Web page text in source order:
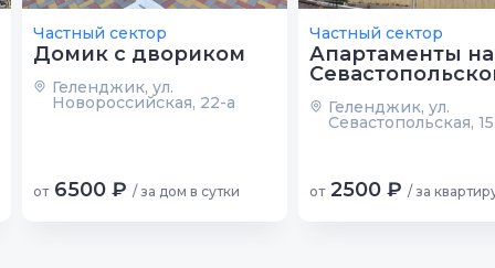
Частный сектор
Домик с двориком
Геленджик, ул.
Новороссийская, 22-а
от 6500 ₽ / за дом в сутки
Частный сектор
Апартаменты на
Геленджик, ул.
Севастопольская, 15
от 2500 ₽ / за